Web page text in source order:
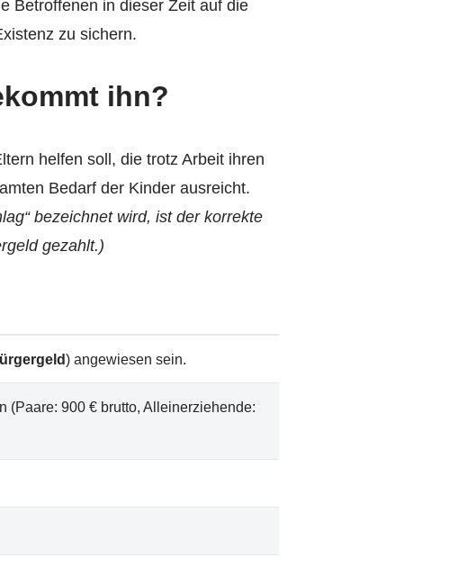
Betroffenen in dieser Zeit auf die
zu sichern.
ihn?
helfen soll, die trotz Arbeit ihren
Bedarf der Kinder ausreicht.
bezeichnet wird, ist der korrekte
gezahlt.)
) angewiesen sein.
(Paare: 900 € brutto, Alleinerziehende: